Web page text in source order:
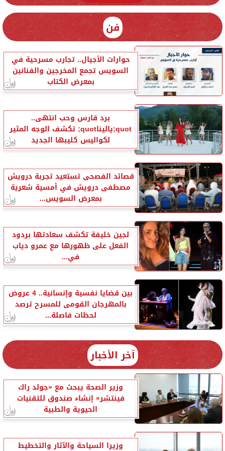
فن
حوارات الأجيال.. تجارب مسرحية في
السويس تجمع المخرجين والفنانين
بمعرض الكتاب
برد قارس وحب انتهى..
quot;ياليناquot; تكشف الوجه المثير
لكواليس كليبها الجديد
قصائد الفصحى تستعيد تجربة درويش
مصطفى درويش في أمسية شعرية
بمعرض السويس...
لجين خليفة تكشف سعادتها بردود
الفعل على ظهورها مع عمرو دياب
في...
بين قضايا نفسية وإنسانية.. 4 عروض
بالمهرجان القومى للمسرح ترصد
لحظات فاصلة...
آخر الأخبار
وزير الصحة يبحث مع «جولد راك
فينتشر» إنشاء صندوق للتقنيات
الحيوية والطبية
وزيرا السياحة والآثار والتخطيط